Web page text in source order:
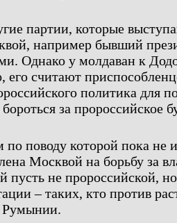
партии, которые
например бывший
Однако у молдаван к
его считают
политика для
за пророссийское
по поводу которой пока не
Москвой на борьбу за
пусть не пророссийской,
– таких, кто против